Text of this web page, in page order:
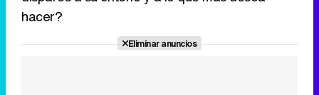
hacer?
Eliminar anuncios